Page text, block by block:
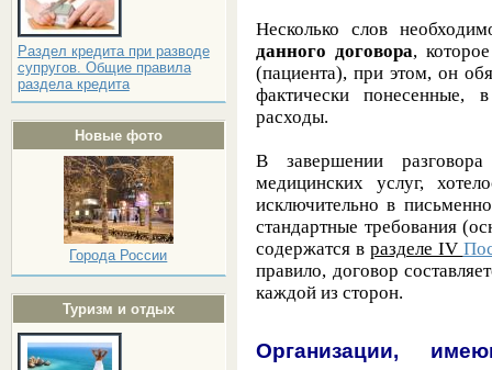
Раздел кредита при разводе
супругов. Общие правила
раздела кредита
Новые фото
Города России
Туризм и отдых
Несколько слов
данного договора,
(пациента), при этом, он
фактически понесенные,
расходы.
В завершении
медицинских услуг,
исключительно в
стандартные требования
содержатся в разделе IV
правило, договор
каждой из сторон.
Организации,